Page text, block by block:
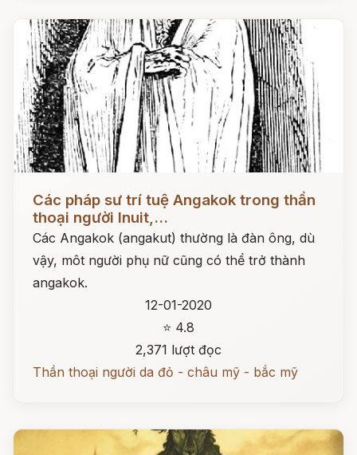
Các pháp sư trí tuệ Angakok trong thần
thoại người Inuit,...
Các Angakok (angakut) thường là đàn ông, dù
vậy, môt người phụ nữ cũng có thể trở thành
angakok.
12-01-2020
⭐ 4.8
2,371 lượt đọc
Thần thoại người da đỏ - châu mỹ - bắc mỹ